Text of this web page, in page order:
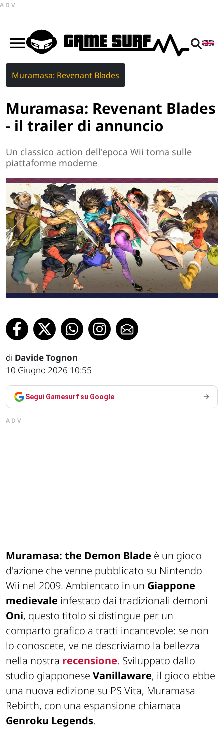
ADV
Muramasa: Revenant Blades
Muramasa: Revenant Blades
- il trailer di annuncio
Un classico action dell'epoca Wii torna sulle
piattaforme moderne
di Davide Tognon
10 Giugno 2026 10:55
Segui Gamesurf su Google
ADV
Muramasa: the Demon Blade è un gioco
d'azione che venne pubblicato su Nintendo
Wii nel 2009. Ambientato in un Giappone
medievale infestato dai tradizionali demoni
Oni, questo titolo si distingue per un
comparto grafico a tratti incantevole: se non
lo conoscete, ve ne descriviamo la bellezza
nella nostra recensione. Sviluppato dallo
studio giapponese Vanillaware, il gioco ebbe
una nuova edizione su PS Vita, Muramasa
Rebirth, con una espansione chiamata
Genroku Legends.